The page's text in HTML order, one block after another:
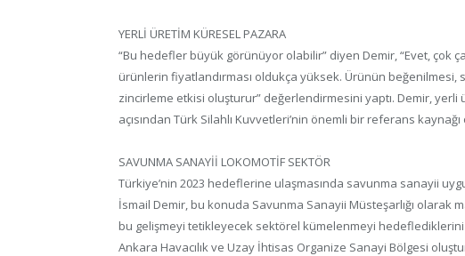
YERLİ ÜRETİM KÜRESEL PAZARA
“Bu hedefler büyük görünüyor olabilir” diyen Demir, “Evet, çok
ürünlerin fiyatlandırması oldukça yüksek. Ürünün beğenilmesi,
zincirleme etkisi oluşturur” değerlendirmesini yaptı. Demir,
açısından Türk Silahlı Kuvvetleri’nin önemli bir referans
SAVUNMA SANAYİİ LOKOMOTİF SEKTÖR
Türkiye’nin 2023 hedeflerine ulaşmasında savunma sanayii
İsmail Demir, bu konuda Savunma Sanayii Müsteşarlığı olarak
bu gelişmeyi tetikleyecek sektörel kümelenmeyi
Ankara Havacılık ve Uzay İhtisas Organize Sanayi Bölgesi